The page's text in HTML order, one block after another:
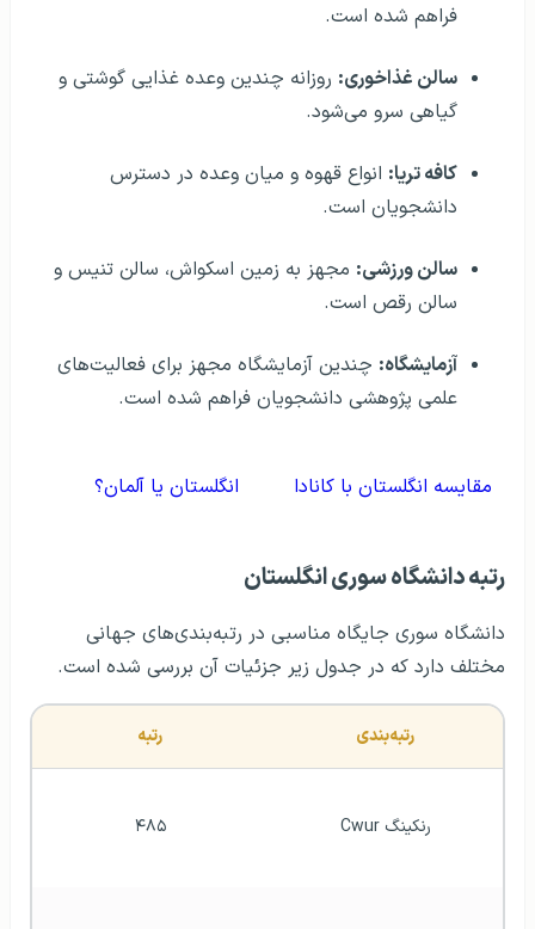
فراهم شده است.
سالن غذاخوری: روزانه چندین وعده غذایی گوشتی و
گیاهی سرو می‌شود.
کافه تریا: انواع قهوه و میان وعده در دسترس
دانشجویان است.
سالن ورزشی: مجهز به زمین اسکواش، سالن تنیس و
سالن رقص است.
آزمایشگاه: چندین آزمایشگاه مجهز برای فعالیت‌های
علمی پژوهشی دانشجویان فراهم شده است.
مقایسه انگلستان با کانادا انگلستان یا آلمان؟
رتبه دانشگاه سوری انگلستان
دانشگاه سوری جایگاه مناسبی در رتبه‌بندی‌های جهانی
مختلف دارد که در جدول زیر جزئیات آن بررسی شده است.
رتبه‌بندی رتبه
رنکینگ Cwur ۴۸۵